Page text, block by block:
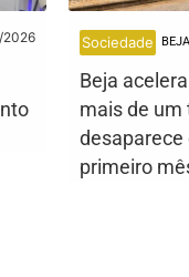
Sociedade BEJA
Beja
mais de um
desaparece
primeiro